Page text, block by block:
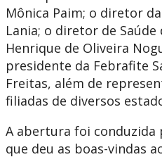
Mônica Paim; o diretor
Lania; o diretor de
Henrique de Oliveira
presidente da Febrafite
Freitas, além de
filiadas de diversos
A abertura foi conduzida
que deu as boas-vindas